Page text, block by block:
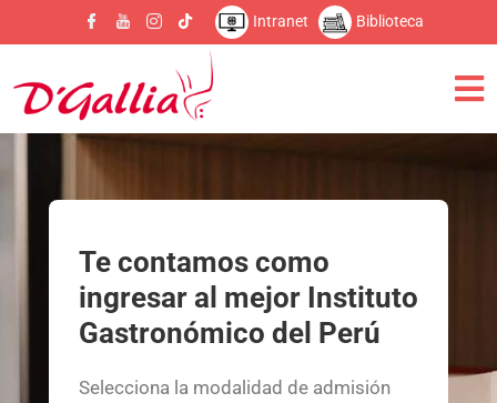
Intranet Biblioteca
Te contamos como
ingresar al mejor Instituto
Gastronómico del Perú
Selecciona la modalidad de admisión